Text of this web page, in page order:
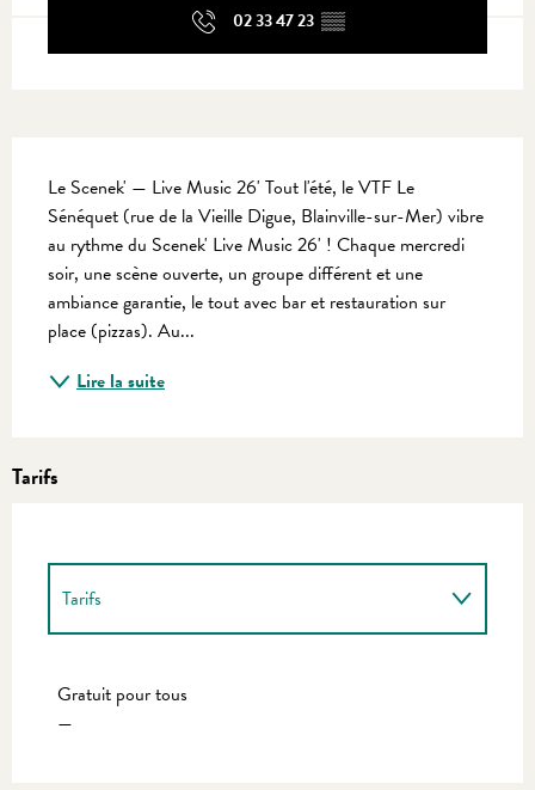
02 33 47 23 ▒▒
Le Scenek' — Live Music 26' Tout l'été, le VTF Le
Sénéquet (rue de la Vieille Digue, Blainville-sur-Mer) vibre
au rythme du Scenek' Live Music 26' ! Chaque mercredi
soir, une scène ouverte, un groupe différent et une
ambiance garantie, le tout avec bar et restauration sur
place (pizzas). Au...
Lire la suite
Tarifs
Tarifs
Gratuit pour tous
—